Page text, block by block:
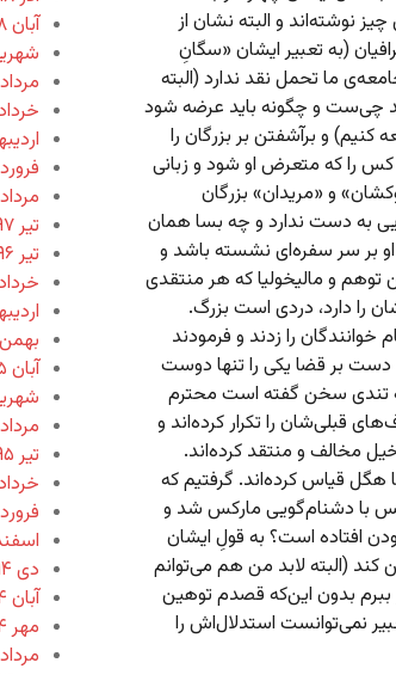
نوشته‌اند و البته نشان از
(به تعبیر ایشان «سگانِ
ما تحمل نقد ندارد (البته
چی‌ست و چگونه باید عرضه شود
کنیم) و برآشفتن بر بزرگان را
را که متعرض او شود و زبانی
و «مریدان» بزرگان
به دست ندارد و چه بسا همان
او بر سر سفره‌ای نشسته باشد و
و مالیخولیا که هر منتقدی
را دارد، دردی است بزرگ.
را زدند و فرمودند
بر قضا یکی را تنها دوست
تندی سخن گفته است محترم
قبلی‌شان را تکرار کرد‌ه‌اند و
مخالف و منتقد کرده‌اند.
هگل قیاس کرده‌اند. گرفتیم که
با دشنام‌گویی مارکس شد و
افتاده است؟ به قولِ ایشان
(البته لابد من هم می‌توانم
ببرم بدون این‌که قصدم توهین
نمی‌توانست استدلال‌اش را
آبان ۱۳۹۸
شهریور
مرداد ۱۳۹۸
خرداد
مرداد ۱۳۹۷
تیر ۱۳۹۷
تیر ۱۳۹۶
خرداد
بهمن ۱۳۹۵
آبان ۱۳۹۵
شهریور
مرداد ۱۳۹۵
تیر ۱۳۹۵
خرداد
اسفند
دی ۱۳۹۴
آبان ۱۳۹۴
مهر ۱۳۹۴
مرداد ۱۳۹۴